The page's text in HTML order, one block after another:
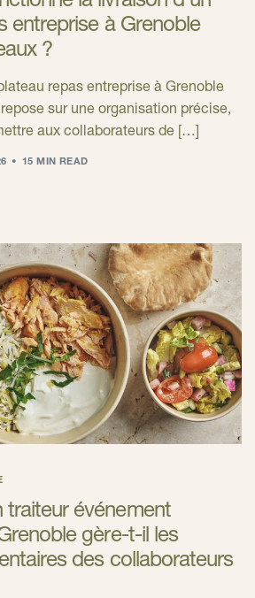
entreprise à Grenoble
?
repas entreprise à Grenoble
sur une organisation précise,
aux collaborateurs de […]
15 MIN READ
traiteur événement
gère-t-il les
des collaborateurs